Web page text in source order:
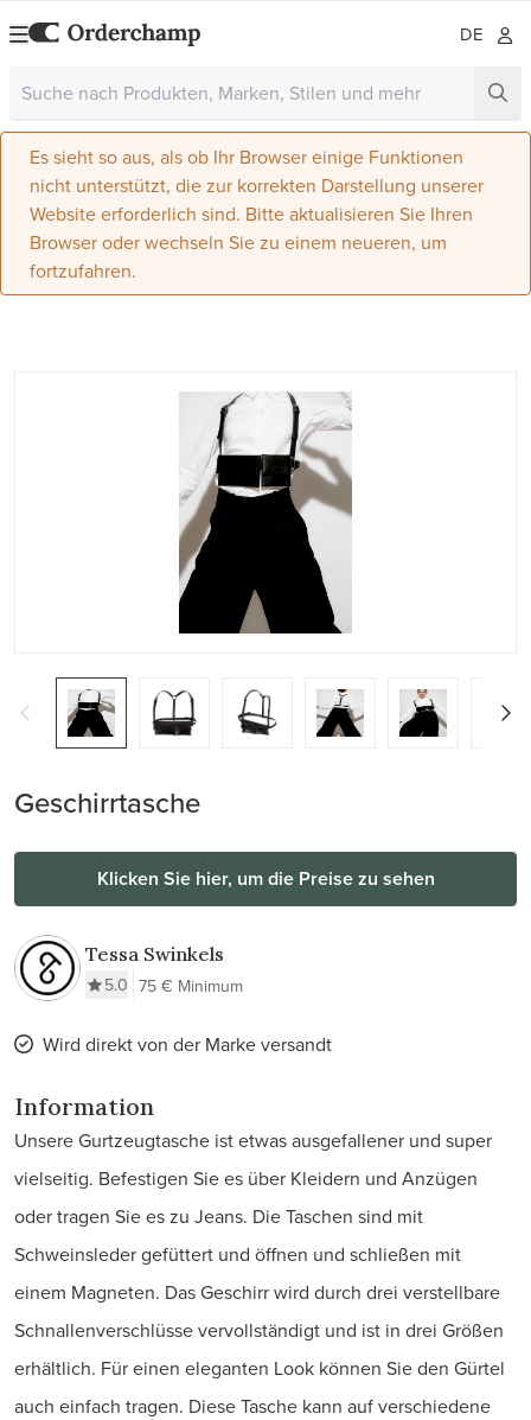
DE
Es sieht so aus, als ob Ihr Browser einige Funktionen
nicht unterstützt, die zur korrekten Darstellung unserer
Website erforderlich sind. Bitte aktualisieren Sie Ihren
Browser oder wechseln Sie zu einem neueren, um
fortzufahren.
Geschirrtasche
Klicken Sie hier, um die Preise zu sehen
Tessa Swinkels
5.0 75 € Minimum
Wird direkt von der Marke versandt
Information
Unsere Gurtzeugtasche ist etwas ausgefallener und super
vielseitig. Befestigen Sie es über Kleidern und Anzügen
oder tragen Sie es zu Jeans. Die Taschen sind mit
Schweinsleder gefüttert und öffnen und schließen mit
einem Magneten. Das Geschirr wird durch drei verstellbare
Schnallenverschlüsse vervollständigt und ist in drei Größen
erhältlich. Für einen eleganten Look können Sie den Gürtel
auch einfach tragen. Diese Tasche kann auf verschiedene